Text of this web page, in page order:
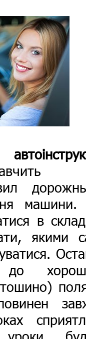
машини.
в
якими